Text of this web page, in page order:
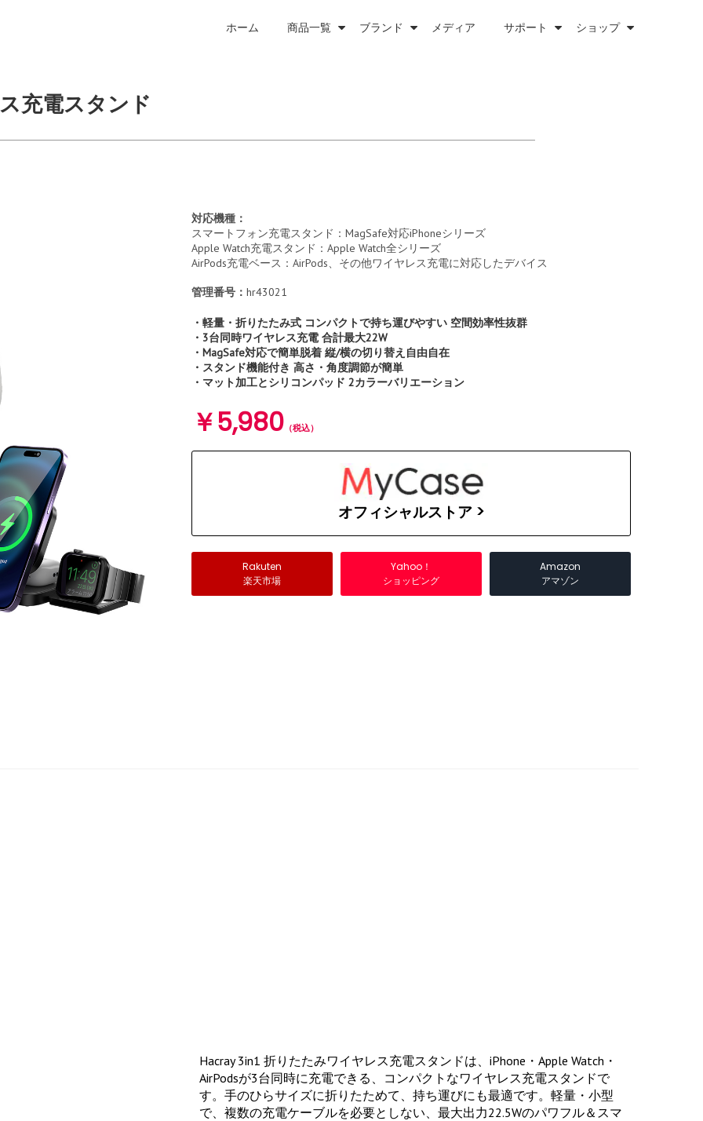
ホーム 商品一覧 ブランド メディア サポート ショップ
充電スタンド
対応機種：
スマートフォン充電スタンド：MagSafe対応iPhoneシリーズ
Apple Watch充電スタンド：Apple Watch全シリーズ
AirPods充電ベース：AirPods、その他ワイヤレス充電に対応したデバイス
管理番号： hr43021
・軽量・折りたたみ式 コンパクトで持ち運びやすい 空間効率性抜群
・3台同時ワイヤレス充電 合計最大22W
・MagSafe対応で簡単脱着 縦/横の切り替え自由自在
・スタンド機能付き 高さ・角度調節が簡単
・マット加工とシリコンパッド 2カラーバリエーション
￥5,980 （税込）
オフィシャルストア >
Rakuten
楽天市場
Yahoo！
ショッピング
Amazon
アマゾン
Hacray 3in1 折りたたみワイヤレス充電スタンドは、iPhone・Apple Watch・
AirPodsが3台同時に充電できる、コンパクトなワイヤレス充電スタンドで
す。手のひらサイズに折りたためて、持ち運びにも最適です。軽量・小型
で、複数の充電ケーブルを必要としない、最大出力22.5Wのパワフル＆スマ